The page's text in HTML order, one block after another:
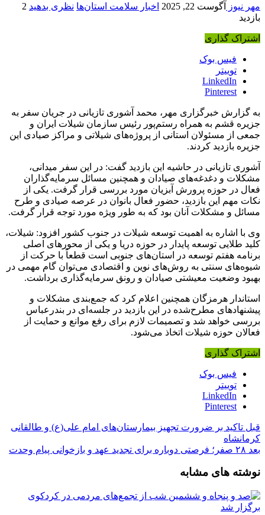
مهر نیوز آگوست 22, 2025 اخبار سلامت استان‌ها نظری بدهید 2
بازدید
اشتراک گذاری
فیس بوک
توییتر
LinkedIn
Pinterest
به گزارش خبرگزاری مهر، محمد آشوری تازیانی در جریان سفر به
جزیره قشم به همراه رستم‌پور رئیس سازمان شیلات ایران و
جمعی از مسئولان استانی از پروژه‌های شیلاتی و مراکز صیادی این
جزیره بازدید کردند.
آشوری تازیانی در حاشیه این بازدید گفت: در این سفر میدانی،
مشکلات و دغدغه‌های صیادان و همچنین مسائل سرمایه‌گذاران
فعال در حوزه پرورش آبزیان مورد بررسی قرار گرفت. یکی از
نکات مهم این بازدید، حضور فعال بانوان در عرصه صیادی و طرح
مسائل و مشکلات آنان بود که به طور ویژه مورد توجه قرار گرفت.
وی با اشاره به اهمیت توسعه شیلات در جنوب کشور افزود: شیلات،
کلید طلایی توسعه پایدار در حوزه دریا و یکی از محورهای اصلی
برنامه هفتم توسعه در استان‌های جنوبی است قطعاً با حرکت از
شیوه‌های سنتی به روش‌های نوین و اقتصادی می‌توان گام مهمی در
بهبود وضعیت معیشتی صیادان و رونق سرمایه‌گذاری برداشت.
استاندار هرمزگان همچنین اعلام کرد که جمع‌بندی مشکلات و
پیشنهادهای مطرح‌شده در این بازدید در جلسه‌ای در بندرعباس
بررسی خواهد شد و تصمیمات لازم برای رفع موانع و حمایت از
فعالان حوزه شیلات اتخاذ می‌شود.
اشتراک گذاری
فیس بوک
توییتر
LinkedIn
Pinterest
قبل تاکید بر ضرورت تجهیز بیمارستان‌های امام علی(ع) و طالقانی
کرمانشاه
بعد
نوشته های مشابه